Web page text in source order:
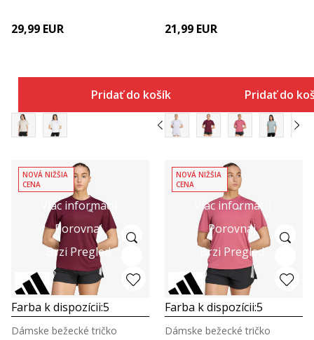
29,99 EUR
Pridať do košíka
21,99 EUR
Pridať do
Viac informácií
Porovnaj
Brzi Pregled
NOVÁ NIŽŠIA
CENA
Farba k dispozícii:5
Dámske bežecké tričko
Viac informácií
Porovnaj
Brzi Pregled
NOVÁ NIŽŠIA
CENA
Farba k dispozícii:5
Dámske bežecké tričko